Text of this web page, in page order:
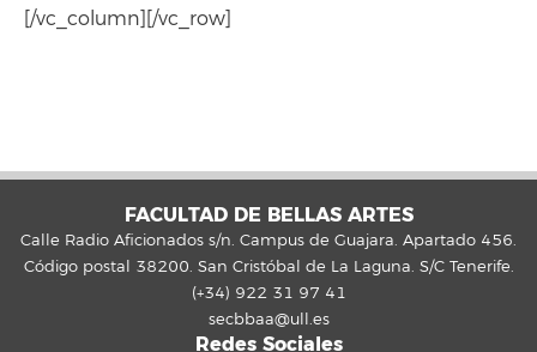
[/vc_column][/vc_row]
FACULTAD DE BELLAS ARTES
Calle Radio Aficionados s/n. Campus de Guajara. Apartado 456.
Código postal 38200. San Cristóbal de La Laguna. S/C Tenerife.
(+34) 922 31 97 41
secbbaa@ull.es
Redes Sociales